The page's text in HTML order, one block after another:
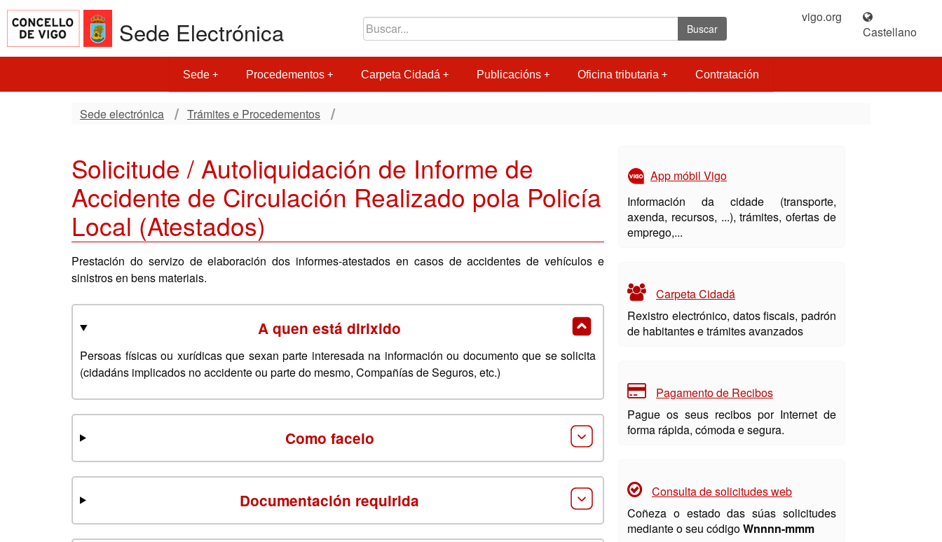
Sede Electrónica Buscar
vigo.org
Castellano
Sede Procedementos Carpeta Cidadá Publicacións Oficina tributaria Contratación
Sede electrónica Trámites e Procedementos
Solicitude / Autoliquidación de Informe de
Accidente de Circulación Realizado pola Policía
Local (Atestados)
Prestación do servizo de elaboración dos informes-atestados en casos de accidentes de vehículos e
sinistros en bens materiais.
A quen está dirixido
Persoas físicas ou xurídicas que sexan parte interesada na información ou documento que se solicita
(cidadáns implicados no accidente ou parte do mesmo, Compañías de Seguros, etc.)
Como facelo
Documentación requirida
App móbil Vigo
Información da cidade (transporte,
axenda, recursos, ...), trámites, ofertas de
emprego,...
Carpeta Cidadá
Rexistro electrónico, datos fiscais, padrón
de habitantes e trámites avanzados
Pagamento de Recibos
Pague os seus recibos por Internet de
forma rápida, cómoda e segura.
Consulta de solicitudes web
Coñeza o estado das súas solicitudes
mediante o seu códigoWnnnn-mmm